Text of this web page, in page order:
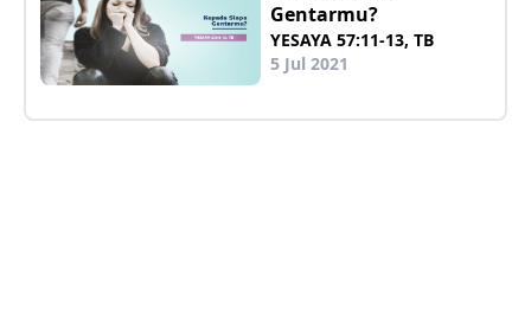
Gentarmu?
YESAYA 57:11-13, TB
5 Jul 2021